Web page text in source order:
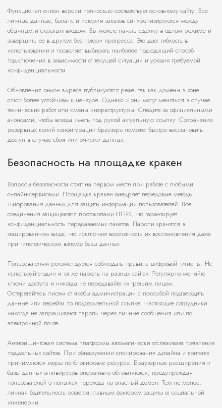
Функционал онион версии полностью соответствует основному сайту. Все
личные данные, баланс и история заказов синхронизируются между
обычным и скрытым входом. Вы можете начать сделку в одном режиме и
завершить её в другом без потери прогресса. Это дает гибкость в
использовании и позволяет выбирать наиболее подходящий способ
подключения в зависимости от текущей ситуации и уровня требуемой
конфиденциальности.
Обновления онион адреса публикуются реже, так как домены в зоне
onion более устойчивы к цензуре. Однако и они могут меняться в случае
технических работ или смены инфраструктуры. Следите за официальными
анонсами, чтобы всегда иметь под рукой актуальную ссылку. Сохранение
резервных копий конфигурации браузера поможет быстро восстановить
доступ в случае сбоя или очистки данных.
Безопасность на площадке кракен
Вопросы безопасности стоят на первом месте при работе с любыми
онлайн-сервисами. Площадка кракен внедряет передовые методы
шифрования данных для защиты информации пользователей. Все
соединения защищаются протоколами HTTPS, что гарантирует
конфиденциальность передаваемых пакетов. Пароли хранятся в
хешированном виде, что исключает возможность их восстановления даже
при гипотетическом взломе базы данных.
Пользователям рекомендуется соблюдать правила цифровой гигиены. Не
используйте один и тот же пароль на разных сайтах. Регулярно меняйте
ключи доступа и никогда не передавайте их третьим лицам.
Остерегайтесь писем от якобы администрации с просьбой подтвердить
данные или перейти по подозрительной ссылке. Настоящие сотрудники
никогда не запрашивают пароль через личные сообщения или по
электронной почте.
Антифишинговая система платформы автоматически отслеживает появление
поддельных сайтов. При обнаружении клонирования дизайна и контента
принимаются меры по блокировке ресурса. Браузерные расширения и
базы данных антивирусов оперативно обновляются, предупреждая
пользователей о попытках перехода на опасный домен. Тем не менее,
личная бдительность остается главным фактором защиты от социальной
инженерии.